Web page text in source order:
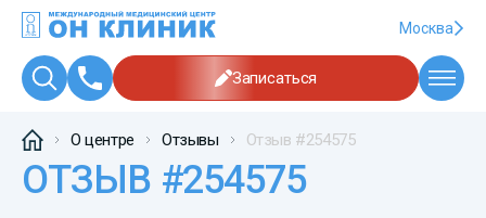
Москва
Записаться
О центре Отзывы Отзыв #254575
ОТЗЫВ #254575